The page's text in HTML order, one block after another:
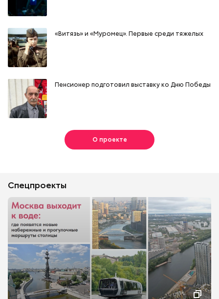
«Витязь» и «Муромец». Первые среди тяжелых
Пенсионер подготовил выставку ко Дню Победы
О проекте
Спецпроекты